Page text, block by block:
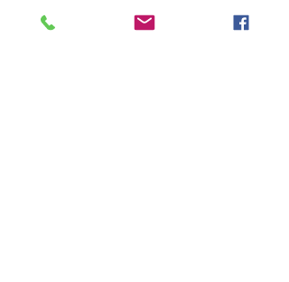
Con estas acciones, el PVEM reafirma su
compromiso de sembrar un árbol por